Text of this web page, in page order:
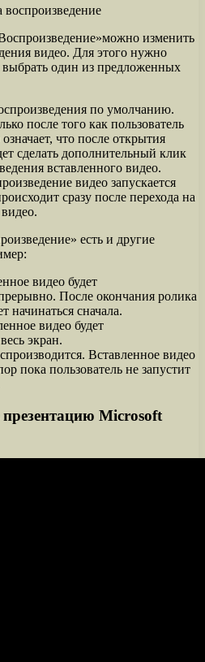
изменить
видео. Для этого нужно
один из предложенных
по умолчанию.
после того как пользователь
что после открытия
сделать дополнительный клик
вставленного видео.
видео запускается
сразу после перехода на
есть и другие
видео будет
После окончания ролика
начинаться сначала.
видео будет
экран.
Вставленное видео
пока пользователь не запустит
Microsoft